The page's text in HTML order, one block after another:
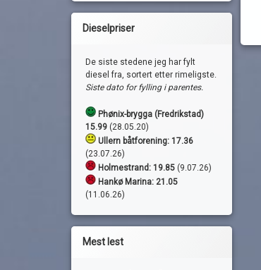
Dieselpriser
De siste stedene jeg har fylt
diesel fra, sortert etter rimeligste.
Siste dato for fylling i parentes.
Phønix-brygga (Fredrikstad)
15.99 (28.05.20)
Ullern båtforening: 17.36
(23.07.26)
Holmestrand: 19.85(9.07.26)
Hankø Marina: 21.05
(11.06.26)
Mest lest